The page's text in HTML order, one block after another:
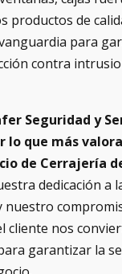
productos de
para
contra
Seguridad y
lo que más
de Cerrajería
dedicación a
nuestro
cliente nos
garantizar la